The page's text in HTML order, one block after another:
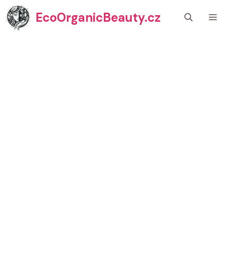
Přeskočit
na
obsah
EcoOrganicBeauty.cz